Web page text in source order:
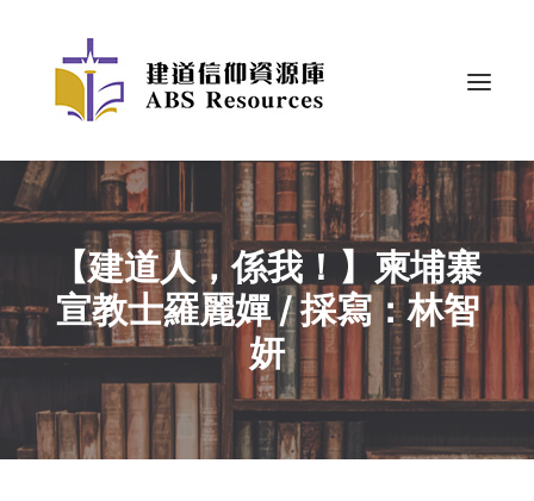
【建道人，係我！】柬埔寨
宣教士羅麗嬋 / 採寫：林智
妍